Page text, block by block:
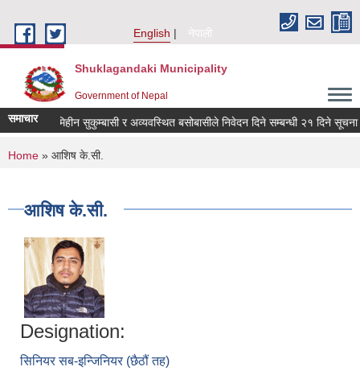
English
नेपाली
Shuklagandaki Municipality
Government of Nepal
समाचार
दलित, भूमिहीन सुकुम्बासी र अव्यवस्थित बसोबासीले निवेदन दिने सम्बन्धी २१ दिने सूचना ।
You are here
Home » आशिष के.सी.
आशिष के.सी.
Designation:
सिनियर सब-इन्जिनियर (छैठौं तह)